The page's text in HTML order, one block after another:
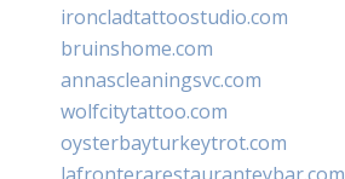
ironcladtattoostudio.com
bruinshome.com
annascleaningsvc.com
wolfcitytattoo.com
oysterbayturkeytrot.com